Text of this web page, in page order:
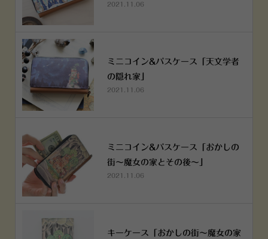
2021.11.06
ミニコイン&パスケース「天文学者
の隠れ家」
2021.11.06
ミニコイン&パスケース「おかしの
街～魔女の家とその後～」
2021.11.06
キーケース「おかしの街～魔女の家